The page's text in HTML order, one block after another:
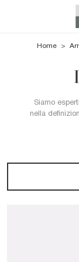
Home >
Siamo
nella